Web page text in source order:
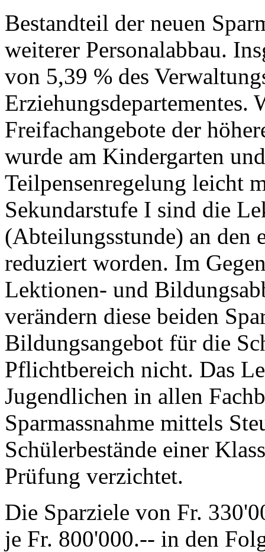
Bestandteil der neuen
weiterer Personalabbau.
von 5,39 % des
Erziehungsdepartementes.
Freifachangebote der
wurde am Kindergarten
Teilpensenregelung leicht
Sekundarstufe I sind die
(Abteilungsstunde) an den
reduziert worden. Im
Lektionen- und
verändern diese beiden
Bildungsangebot für die
Pflichtbereich nicht. Das
Jugendlichen in allen
Sparmassnahme mittels
Schülerbestände einer
Prüfung verzichtet.
Die Sparziele von Fr.
je Fr. 800'000.-- in den